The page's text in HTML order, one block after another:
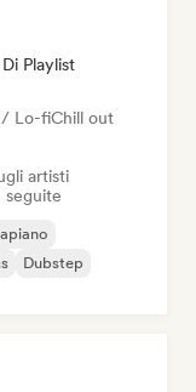
Playlist
/ Lo-fiChill out
artisti
seguite
Dubstep